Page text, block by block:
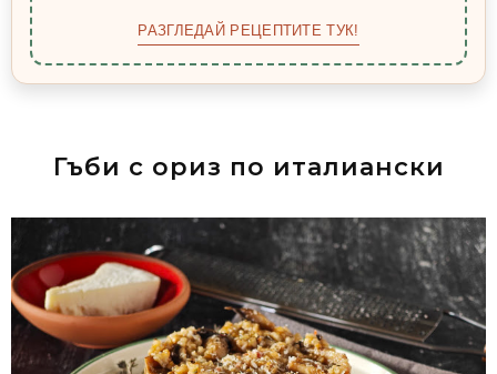
РАЗГЛЕДАЙ РЕЦЕПТИТЕ ТУК!
Гъби с ориз по италиански